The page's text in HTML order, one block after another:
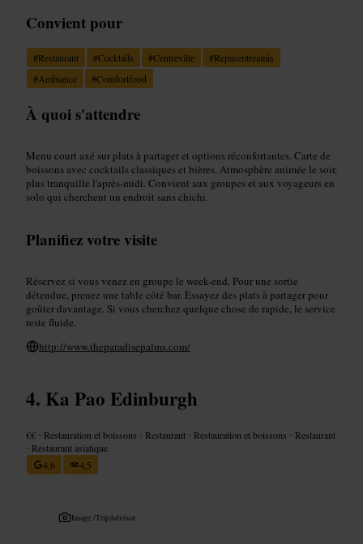
Convient pour
#Restaurant #Cocktails #Centreville #Repasentreamis
#Ambiance #Comfortfood
À quoi s'attendre
Menu court axé sur plats à partager et options réconfortantes. Carte de
boissons avec cocktails classiques et bières. Atmosphère animée le soir,
plus tranquille l'après-midi. Convient aux groupes et aux voyageurs en
solo qui cherchent un endroit sans chichi.
Planifiez votre visite
Réservez si vous venez en groupe le week-end. Pour une sortie
détendue, prenez une table côté bar. Essayez des plats à partager pour
goûter davantage. Si vous cherchez quelque chose de rapide, le service
reste fluide.
http://www.theparadisepalms.com/
Ka Pao Edinburgh
€€ • Restauration et boissons • Restaurant • Restauration et boissons • Restaurant
• Restaurant asiatique
4,6
4,5
Image /TripAdvisor